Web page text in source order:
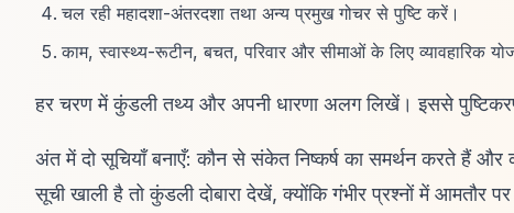
चल रही महादशा-अंतरदशा तथा अन्य प्रमुख गोचर से पुष्टि करें।
काम, स्वास्थ्य-रूटीन, बचत, परिवार और सीमाओं के लिए व्यावहारिक
हर चरण में कुंडली तथ्य और अपनी धारणा अलग लिखें। इससे पुष्टिकरण
अंत में दो सूचियाँ बनाएँ: कौन से संकेत निष्कर्ष का समर्थन करते हैं
सूची खाली है तो कुंडली दोबारा देखें, क्योंकि गंभीर प्रश्नों में आमतौर